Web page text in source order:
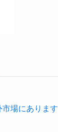
場にあります